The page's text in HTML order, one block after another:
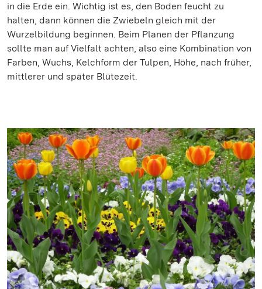
in die Erde ein. Wichtig ist es, den Boden feucht zu
halten, dann können die Zwiebeln gleich mit der
Wurzelbildung beginnen. Beim Planen der Pflanzung
sollte man auf Vielfalt achten, also eine Kombination von
Farben, Wuchs, Kelchform der Tulpen, Höhe, nach früher,
mittlerer und später Blütezeit.